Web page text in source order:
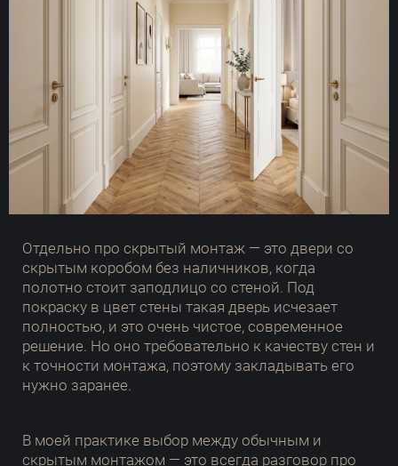
Отдельно про скрытый монтаж — это двери со
скрытым коробом без наличников, когда
полотно стоит заподлицо со стеной. Под
покраску в цвет стены такая дверь исчезает
полностью, и это очень чистое, современное
решение. Но оно требовательно к качеству стен и
к точности монтажа, поэтому закладывать его
нужно заранее.
В моей практике выбор между обычным и
скрытым монтажом — это всегда разговор про